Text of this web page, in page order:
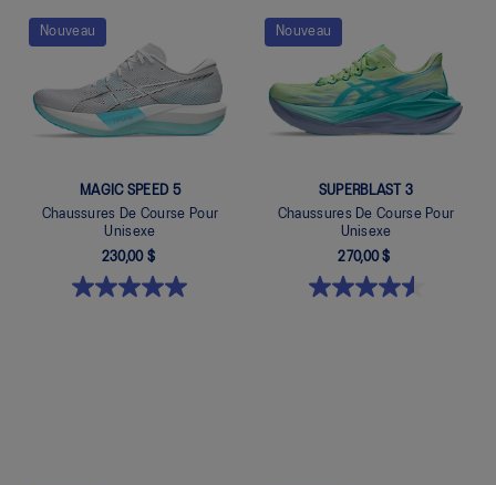
Quickview Quickview
Nouveau
MAGIC SPEED 5
Chaussures De Course Pour
Unisexe
230,00 $
Nouveau
SUPERBLAST 3
Chaussures De Course Pour
Unisexe
270,00 $